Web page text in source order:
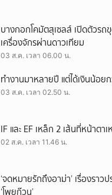
บางกอกโคมัตสุเซลส์ เปิดตัวรถ
เครื่องจักรผ่านดาวเทียม
03 ส.ค. เวลา 06.00 น.
ทำงานมาหลายปี แต่ได้เงินน้อย
03 ส.ค. เวลา 02.50 น.
IF และ EF เหล็ก 2 เส้นที่หน้าต
02 ส.ค. เวลา 11.46 น.
‘จดหมายรักถึงอาม่า’ เรื่องรา
‘โพยก๊วน’